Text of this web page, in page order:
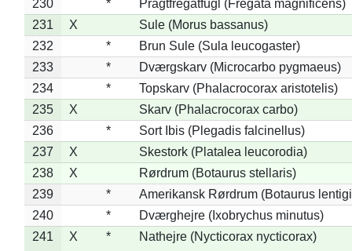
230 *
Pragtfregatfugl (Fregata magnificens)
231
X
Sule (Morus bassanus)
232
*
Brun Sule (Sula leucogaster)
233
*
Dværgskarv (Microcarbo pygmaeus)
234
*
Topskarv (Phalacrocorax aristotelis)
235
X
Skarv (Phalacrocorax carbo)
236
*
Sort Ibis (Plegadis falcinellus)
237
X
Skestork (Platalea leucorodia)
238
X
Rørdrum (Botaurus stellaris)
239
*
Amerikansk Rørdrum (Botaurus
240
*
Dværghejre (Ixobrychus minutus)
241
X * Nathejre (Nycticorax nycticorax)